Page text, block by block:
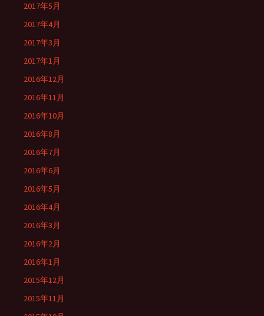
2017年5月
2017年4月
2017年3月
2017年1月
2016年12月
2016年11月
2016年10月
2016年8月
2016年7月
2016年6月
2016年5月
2016年4月
2016年3月
2016年2月
2016年1月
2015年12月
2015年11月